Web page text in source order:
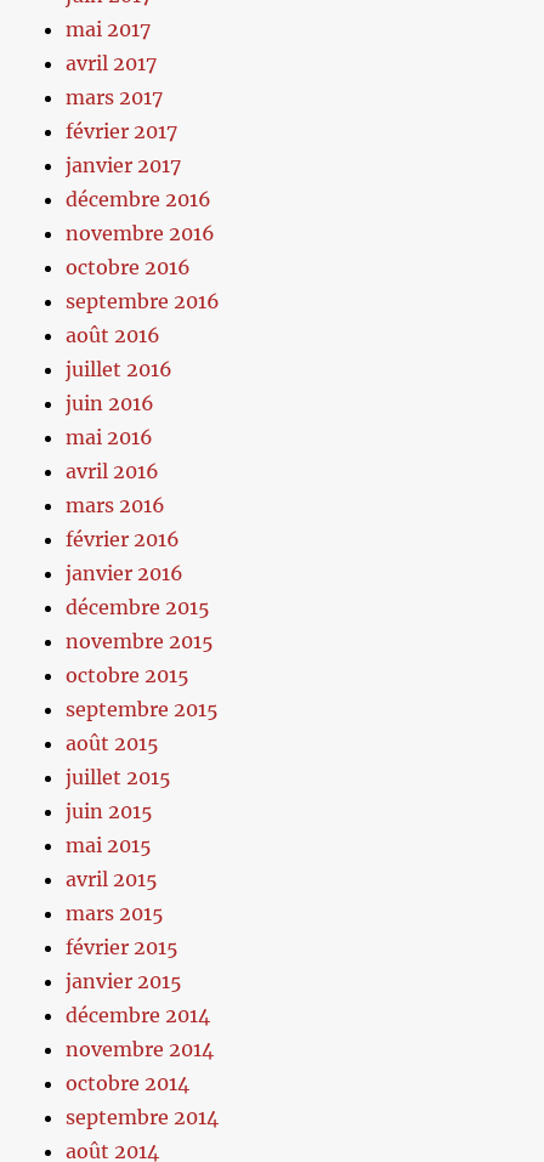
mai 2017
avril 2017
mars 2017
février 2017
janvier 2017
décembre 2016
novembre 2016
octobre 2016
septembre 2016
août 2016
juillet 2016
juin 2016
mai 2016
avril 2016
mars 2016
février 2016
janvier 2016
décembre 2015
novembre 2015
octobre 2015
septembre 2015
août 2015
juillet 2015
juin 2015
mai 2015
avril 2015
mars 2015
février 2015
janvier 2015
décembre 2014
novembre 2014
octobre 2014
septembre 2014
août 2014